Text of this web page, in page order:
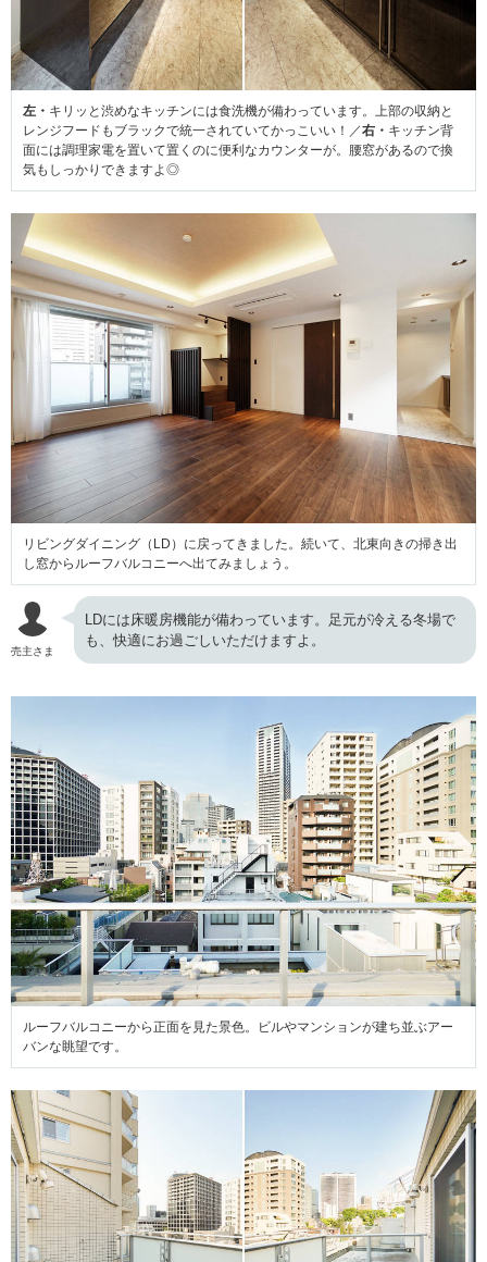
左・ キリッと渋めなキッチンには食洗機が備わっています。上部の収納と
レンジフードもブラックで統一されていてかっこいい！／右・ キッチン背
面には調理家電を置いて置くのに便利なカウンターが。腰窓があるので換
気もしっかりできますよ◎
リビングダイニング（LD）に戻ってきました。続いて、北東向きの掃き出
し窓からルーフバルコニーへ出てみましょう。
売主さま
LDには床暖房機能が備わっています。足元が冷える冬場で
も、快適にお過ごしいただけますよ。
ルーフバルコニーから正面を見た景色。ビルやマンションが建ち並ぶアー
バンな眺望です。